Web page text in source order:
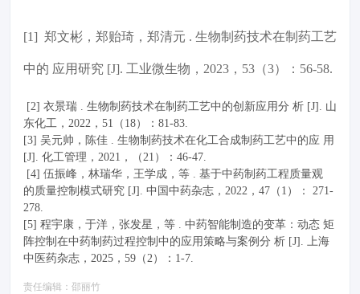
[1] 郑文彬，郑贻琦，郑清元 . 生物制药技术在制药工艺
中的 应用研究 [J]. 工业微生物，2023，53（3）：56-58.
[2] 衣景瑞 . 生物制药技术在制药工艺中的创新应用分 析 [J]. 山
东化工，2022，51（18）：81-83.
[3] 吴元帅，陈佳 . 生物制药技术在化工合成制药工艺中的应 用
[J]. 化工管理，2021，（21）：46-47.
[4] 伍振峰，林瑞华，王学成，等 . 基于中药制药工程质量观
的质量控制模式研究 [J]. 中国中药杂志，2022，47（1）： 271-
278.
[5] 程宇康，于洋，张发星，等 . 中药智能制造的变革：动态 矩
阵控制在中药制药过程控制中的应用策略与案例分 析 [J]. 上海
中医药杂志，2025，59（2）：1-7.
责任编辑： 邵丽竹